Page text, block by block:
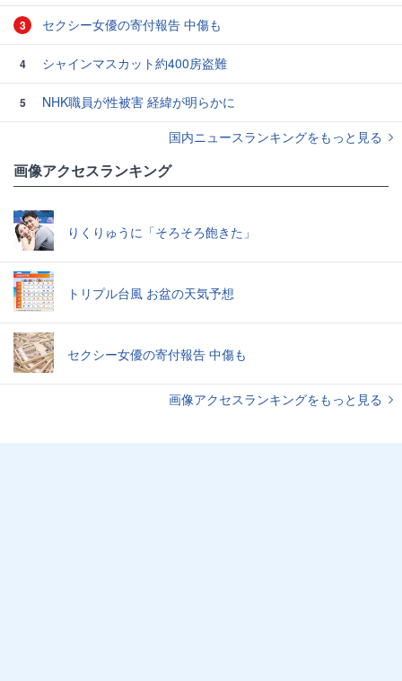
3 セクシー女優の寄付報告 中傷も
4 シャインマスカット約400房盗難
5
NHK職員が性被害 経緯が明らかに
国内ニュースランキングをもっと見る
画像アクセスランキング
りくりゅうに「そろそろ飽きた」
トリプル台風 お盆の天気予想
セクシー女優の寄付報告 中傷も
画像アクセスランキングをもっと見る